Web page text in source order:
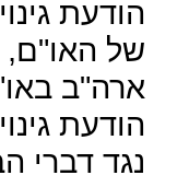
הודעת
של האו"ם,
ארה"ב
הודעת
נגד דברי